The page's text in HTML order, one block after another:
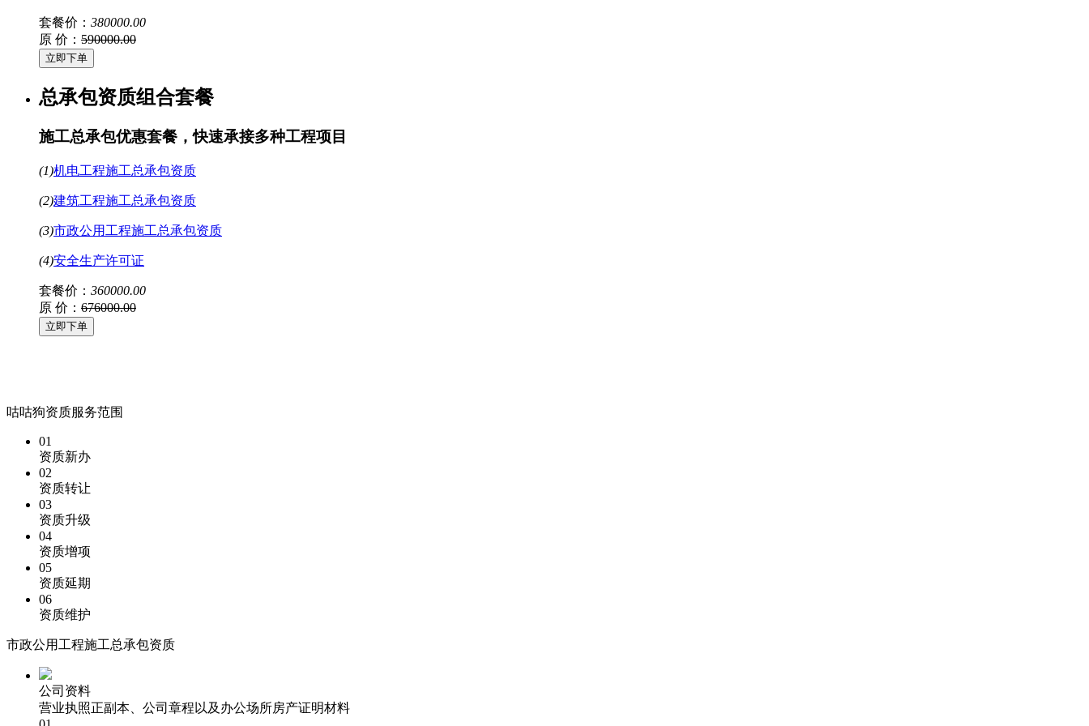
套餐价： 380000.00
原 价： 590000.00
总承包资质组合套餐
施工总承包优惠套餐，快速承接多种工程项目
(1)机电工程施工总承包资质
(2)建筑工程施工总承包资质
(3)市政公用工程施工总承包资质
(4)安全生产许可证
套餐价： 360000.00
原 价： 676000.00
咕咕狗资质服务范围
01
资质新办
02
资质转让
03
资质升级
04
资质增项
05
资质延期
06
资质维护
市政公用工程施工总承包资质
公司资料
营业执照正副本、公司章程以及办公场所房产证明材料